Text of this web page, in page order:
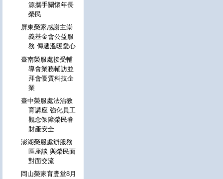
源攜手關懷年長
榮民
屏東榮家感謝主崇
義基金會公益服
務 傳遞溫暖愛心
臺南榮服處接受輔
導會業務輔訪並
拜會優質科技企
業
臺中榮服處法治教
育講座 強化員工
觀念保障榮民眷
財產安全
澎湖榮服處辦服務
區座談 與榮民面
對面交流
岡山榮家育豐堂8月